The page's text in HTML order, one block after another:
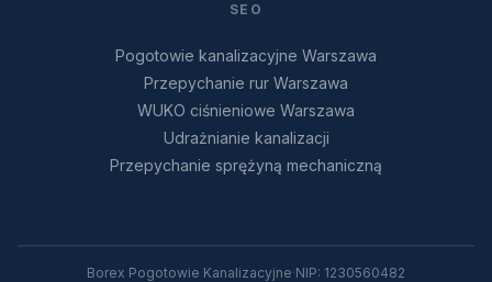
SEO
Pogotowie kanalizacyjne Warszawa
Przepychanie rur Warszawa
WUKO ciśnieniowe Warszawa
Udrażnianie kanalizacji
Przepychanie sprężyną mechaniczną
Borex Pogotowie Kanalizacyjne·NIP: 1230560482